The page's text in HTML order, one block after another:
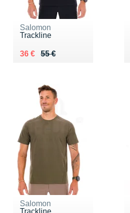
Salomon
Trackline
55 €
Au lieu de 55 €
36 €
Vendu 36 €
Salomon
Trackline